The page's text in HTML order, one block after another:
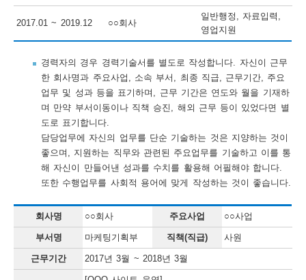
2017.01 ~ 2019.12 ○○회사
일반행정, 자료입력,
영업지원
경력자의 경우 경력기술서를 별도로 작성합니다. 자신이 근무
한 회사명과 주요사업, 소속 부서, 최종 직급, 근무기간, 주요
업무 및 성과 등을 표기하며, 근무 기간은 연도와 월을 기재하
며 만약 부서이동이나 직책 승진, 해외 근무 등이 있었다면 별
도로 표기합니다.
담당업무에 자신의 업무를 단순 기술하는 것은 지양하는 것이
좋으며, 지원하는 직무와 관련된 주요업무를 기술하고 이를 통
해 자신이 만들어낸 성과를 수치를 활용해 어필해야 합니다.
또한 수행업무를 사회적 용어에 맞게 작성하는 것이 좋습니다.
회사명 ○○회사 주요사업 ○○사업
부서명 마케팅기획부 직책(직급) 사원
근무기간 2017년 3월 ~ 2018년 3월